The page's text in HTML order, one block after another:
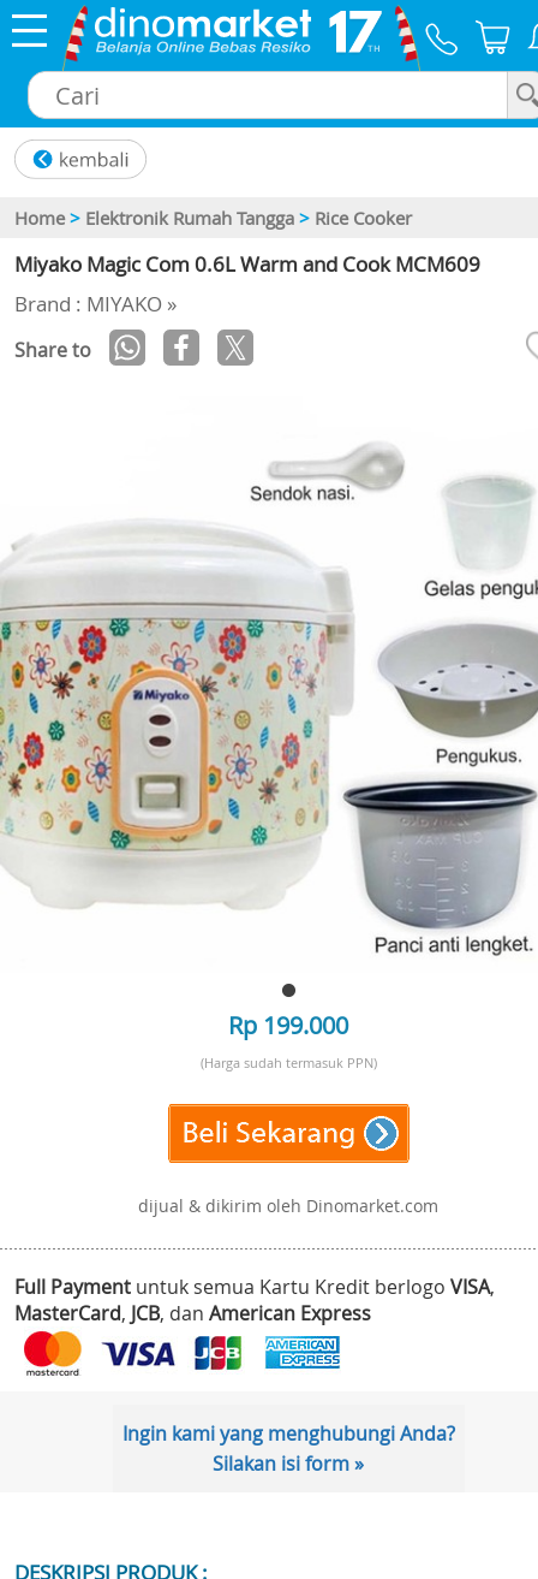
Home > Elektronik Rumah Tangga > Rice Cooker
Miyako Magic Com 0.6L Warm and Cook MCM609
Brand : MIYAKO »
Share to
Rp 199.000
(Harga sudah termasuk PPN)
dijual & dikirim oleh Dinomarket.com
Full Payment untuk semua Kartu Kredit berlogo VISA,
MasterCard, JCB, dan American Express
Ingin kami yang menghubungi Anda?
Silakan isi form »
DESKRIPSI PRODUK :